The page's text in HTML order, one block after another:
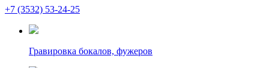
+7 (3532) 53-24-25
Гравировка бокалов, фужеров